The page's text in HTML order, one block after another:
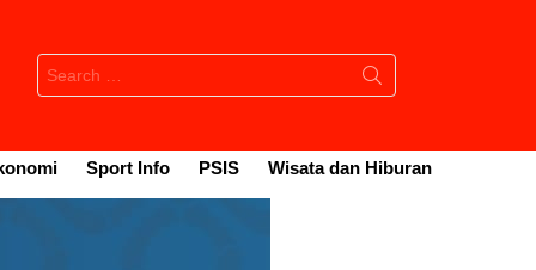
Search
for:
Sport Info PSIS Wisata dan Hiburan